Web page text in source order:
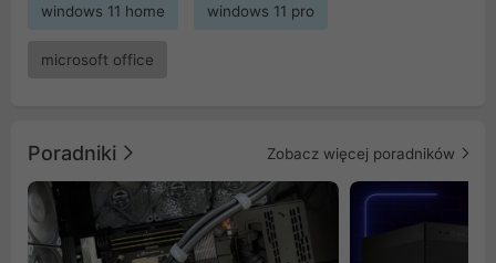
windows 11 home windows 11 pro
microsoft office
Poradniki Zobacz więcej poradników